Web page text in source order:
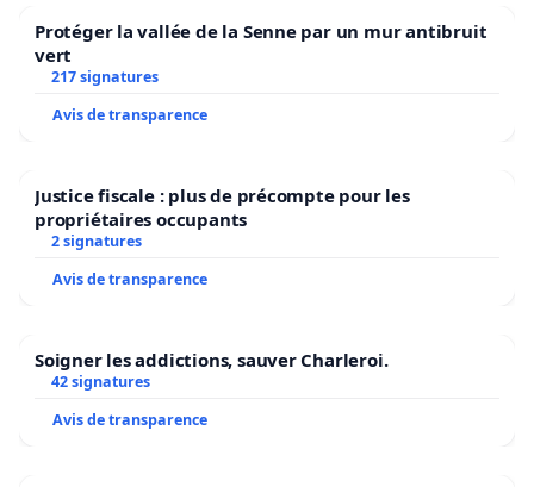
Protéger la vallée de la Senne par un mur antibruit
vert
217 signatures
Avis de transparence
Justice fiscale : plus de précompte pour les
propriétaires occupants
2 signatures
Avis de transparence
Soigner les addictions, sauver Charleroi.
42 signatures
Avis de transparence